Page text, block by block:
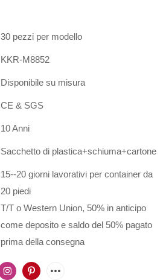
30 pezzi per modello
KKR-M8852
Disponibile su misura
CE & SGS
10 Anni
Sacchetto di plastica+schiuma+cartone
15--20 giorni lavorativi per container da
20 piedi
T/T o Western Union, 50% in anticipo
come deposito e saldo del 50% pagato
prima della consegna